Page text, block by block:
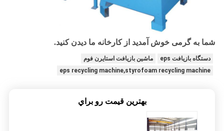
شما به گرمی خوش آمدید از کارخانه ما دیدن کنید.
دستگاه بازیافت eps
ماشین بازیافت استایرن فوم
eps recycling machine,styrofoam recycling machine
بهترين قيمت رو براي